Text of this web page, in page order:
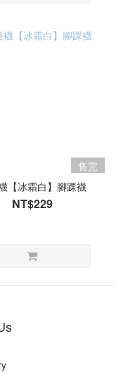
售完
【冰霜白】腳踝襪
NT$229